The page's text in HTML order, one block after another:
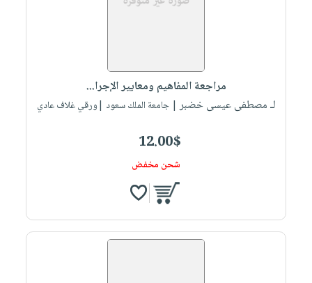
مراجعة المفاهيم ومعايير الإجرا...
لـ مصطفى عيسى خضبر| جامعة الملك سعود |ورقي غلاف عادي
12.00$
شحن مخفض